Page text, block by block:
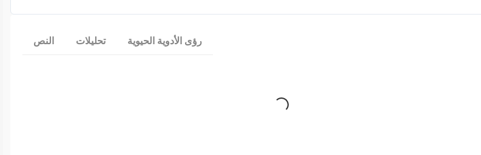
النص تحليلات رؤى الأدوية الحيوية
Loading...